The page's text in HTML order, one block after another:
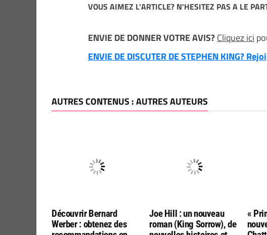
VOUS AIMEZ L'ARTICLE? N'HESITEZ PAS A LE
ENVIE DE DONNER VOTRE AVIS?Cliquez ici
ENVIE DE DISCUTER DE STEPHEN KING?
AUTRES CONTENUS : AUTRES AUTEURS
Découvrir Bernard
Werber : obtenez des
Joe Hill : un nouveau
roman (King Sorrow), de
«